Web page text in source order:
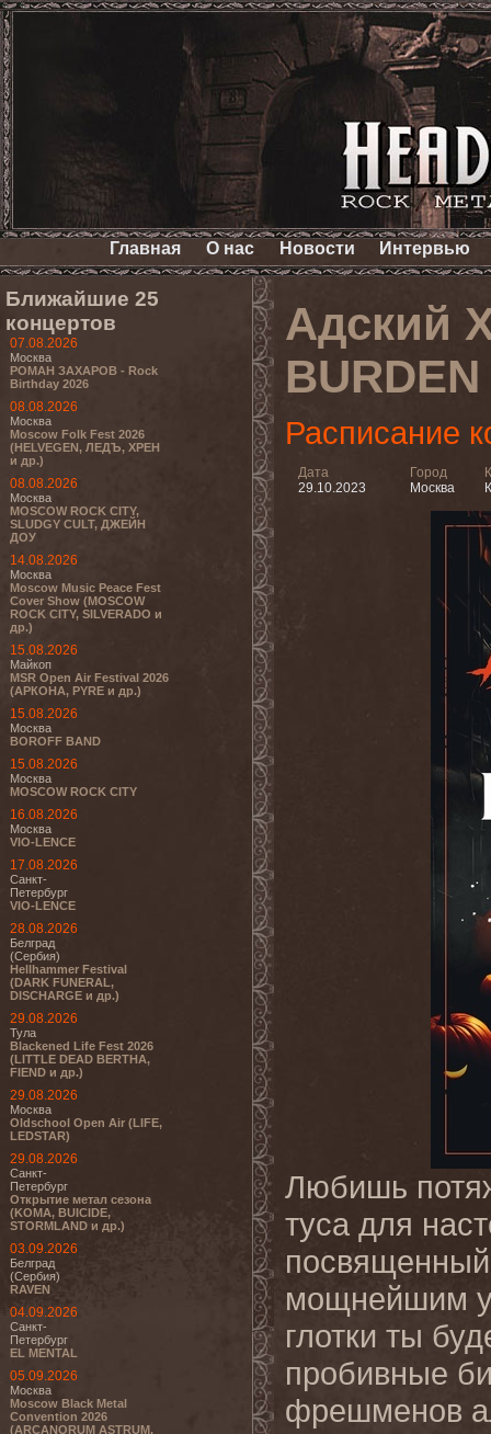
Главная О нас Новости Интервью
Ближайшие 25
концертов
07.08.2026
Москва
РОМАН ЗАХАРОВ - Rock
Birthday 2026
08.08.2026
Москва
Moscow Folk Fest 2026
(HELVEGEN, ЛЕДЪ, ХРЕН
и др.)
08.08.2026
Москва
MOSCOW ROCK CITY,
SLUDGY CULT, ДЖЕЙН
ДОУ
14.08.2026
Москва
Moscow Music Peace Fest
Cover Show (MOSCOW
ROCK CITY, SILVERADO и
др.)
15.08.2026
Майкоп
MSR Open Air Festival 2026
(АРКОНА, PYRE и др.)
15.08.2026
Москва
BOROFF BAND
15.08.2026
Москва
MOSCOW ROCK CITY
16.08.2026
Москва
VIO-LENCE
17.08.2026
Санкт-
Петербург
VIO-LENCE
28.08.2026
Белград
(Сербия)
Hellhammer Festival
(DARK FUNERAL,
DISCHARGE и др.)
29.08.2026
Тула
Blackened Life Fest 2026
(LITTLE DEAD BERTHA,
FIEND и др.)
29.08.2026
Москва
Oldschool Open Air (LIFE,
LEDSTAR)
29.08.2026
Санкт-
Петербург
Открытие метал сезона
(KOMA, BUICIDE,
STORMLAND и др.)
03.09.2026
Белград
(Сербия)
RAVEN
04.09.2026
Санкт-
Петербург
EL MENTAL
05.09.2026
Москва
Moscow Black Metal
Convention 2026
(ARCANORUM ASTRUM,
Адский
Расписание
Дата
29.10.2023
Город
Москва
Любишь
туса для
посвященный
мощнейшим
глотки ты
пробивные
фрешменов